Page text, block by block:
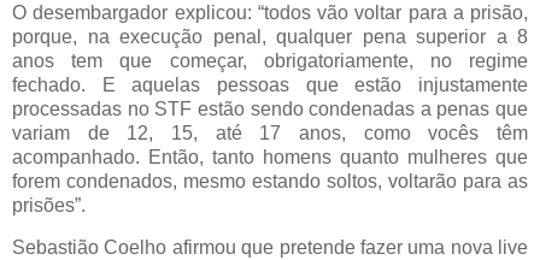
O desembargador explicou: “todos vão voltar para a prisão,
porque, na execução penal, qualquer pena superior a 8
anos tem que começar, obrigatoriamente, no regime
fechado. E aquelas pessoas que estão injustamente
processadas no STF estão sendo condenadas a penas que
variam de 12, 15, até 17 anos, como vocês têm
acompanhado. Então, tanto homens quanto mulheres que
forem condenados, mesmo estando soltos, voltarão para as
prisões”.
Sebastião Coelho afirmou que pretende fazer uma nova live